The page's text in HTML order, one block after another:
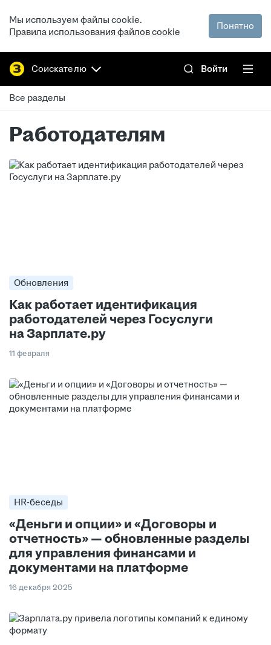
Мы используем файлы cookie.
Правила использования файлов cookie
Понятно
Соискателю Войти
Все разделы
Работодателям
Обновления
Как работает идентификация
работодателей через Госуслуги
на Зарплате.ру
11 февраля
HR-беседы
«Деньги и опции» и «Договоры и
отчетность» — обновленные разделы
для управления финансами и
документами на платформе
16 декабря 2025